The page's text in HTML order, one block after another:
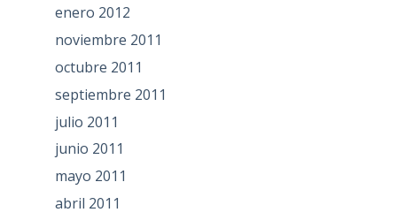
enero 2012
noviembre 2011
octubre 2011
septiembre 2011
julio 2011
junio 2011
mayo 2011
abril 2011